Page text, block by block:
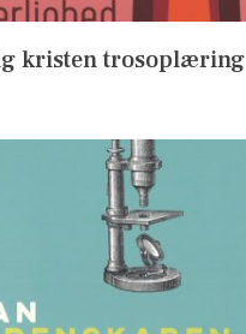
kristen trosoplæring